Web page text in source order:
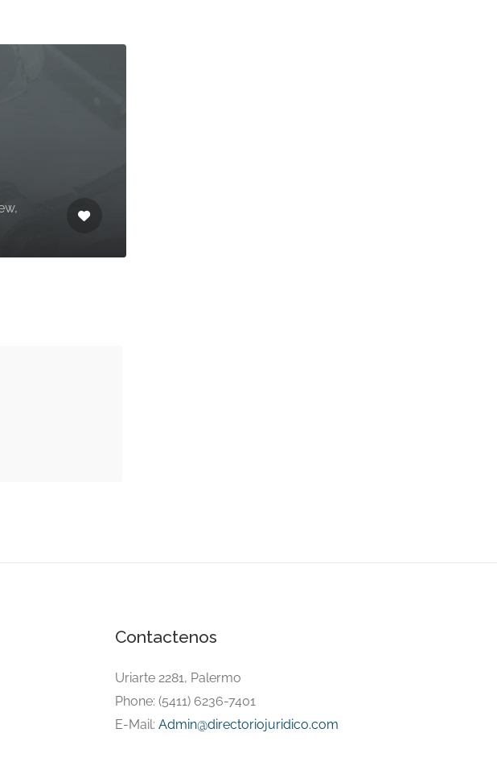
Contactenos
Uriarte 2281, Palermo
Phone: (5411) 6236-7401
E-Mail: Admin@directoriojuridico.com